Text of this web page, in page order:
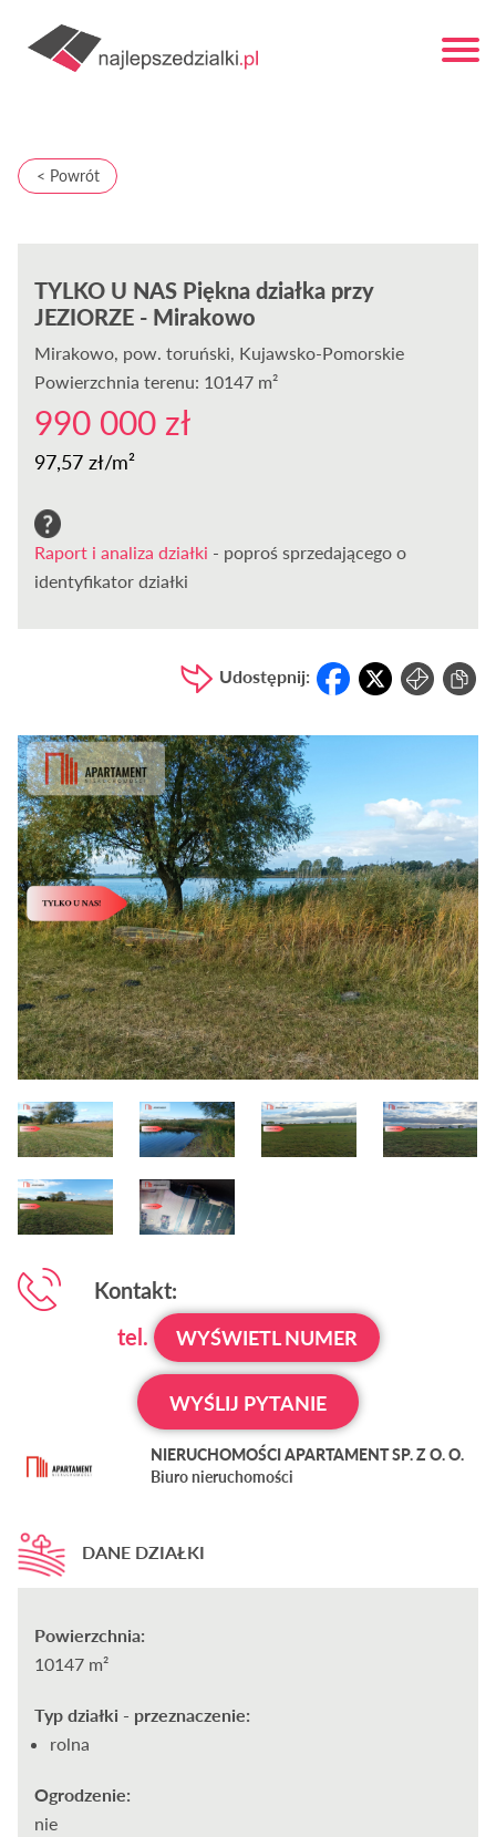
< Powrót
TYLKO U NAS Piękna działka przy
JEZIORZE - Mirakowo
Mirakowo, pow. toruński, Kujawsko-Pomorskie
Powierzchnia terenu: 10147 m²
990 000 zł
97,57 zł/m²
Raport i analiza działki - poproś sprzedającego o
identyfikator działki
Udostępnij:
Kontakt:
tel.
WYŚWIETL NUMER
WYŚLIJ PYTANIE
NIERUCHOMOŚCI APARTAMENT SP. Z O. O.
Biuro nieruchomości
DANE DZIAŁKI
Powierzchnia:
10147 m²
Typ działki - przeznaczenie:
rolna
Ogrodzenie:
nie